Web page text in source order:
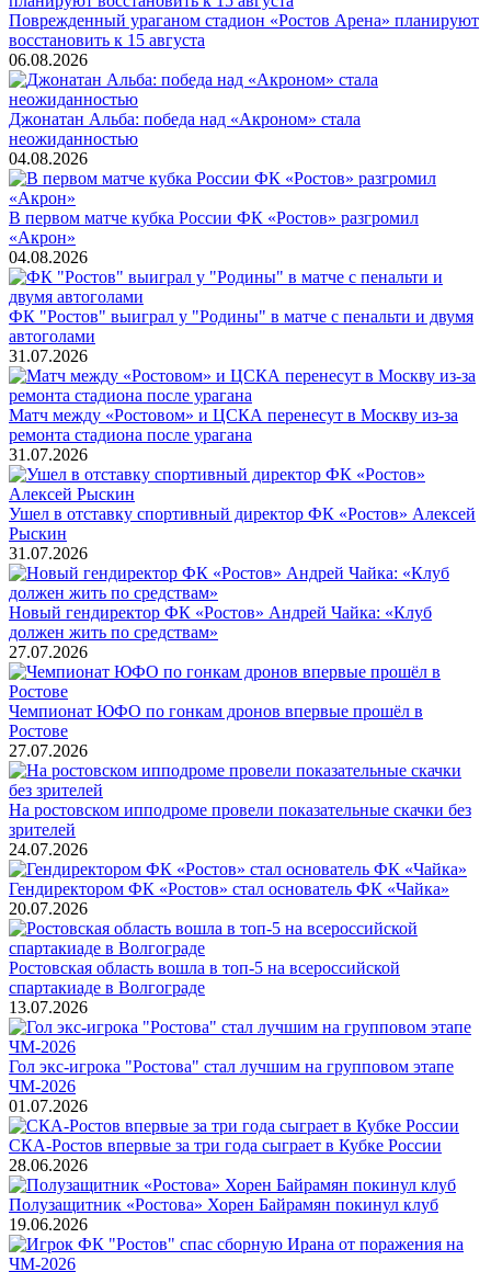
Поврежденный ураганом стадион «Ростов Арена» планируют
восстановить к 15 августа
06.08.2026
Джонатан Альба: победа над «Акроном» стала
неожиданностью
04.08.2026
В первом матче кубка России ФК «Ростов» разгромил
«Акрон»
04.08.2026
ФК "Ростов" выиграл у "Родины" в матче с пенальти и двумя
автоголами
31.07.2026
Матч между «Ростовом» и ЦСКА перенесут в Москву из-за
ремонта стадиона после урагана
31.07.2026
Ушел в отставку спортивный директор ФК «Ростов» Алексей
Рыскин
31.07.2026
Новый гендиректор ФК «Ростов» Андрей Чайка: «Клуб
должен жить по средствам»
27.07.2026
Чемпионат ЮФО по гонкам дронов впервые прошёл в
Ростове
27.07.2026
На ростовском ипподроме провели показательные скачки без
зрителей
24.07.2026
Гендиректором ФК «Ростов» стал основатель ФК «Чайка»
20.07.2026
Ростовская область вошла в топ-5 на всероссийской
спартакиаде в Волгограде
13.07.2026
Гол экс-игрока "Ростова" стал лучшим на групповом этапе
ЧМ-2026
01.07.2026
СКА-Ростов впервые за три года сыграет в Кубке России
28.06.2026
Полузащитник «Ростова» Хорен Байрамян покинул клуб
19.06.2026